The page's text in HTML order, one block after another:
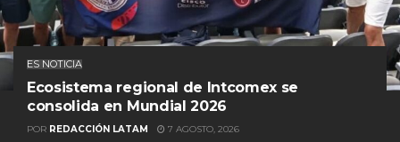
ES NOTICIA
Ecosistema regional de Intcomex se
consolida en Mundial 2026
POR REDACCIÓN LATAM 7 AGOSTO, 2026